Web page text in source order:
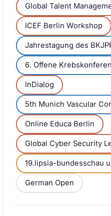
Global Talent
ICEF Berlin Workshop
Jahrestagung des
6. Offene
InDialog
5th Munich Vascular
Online Educa Berlin
Global Cyber Security
19.lipsia-bundesschau
German Open